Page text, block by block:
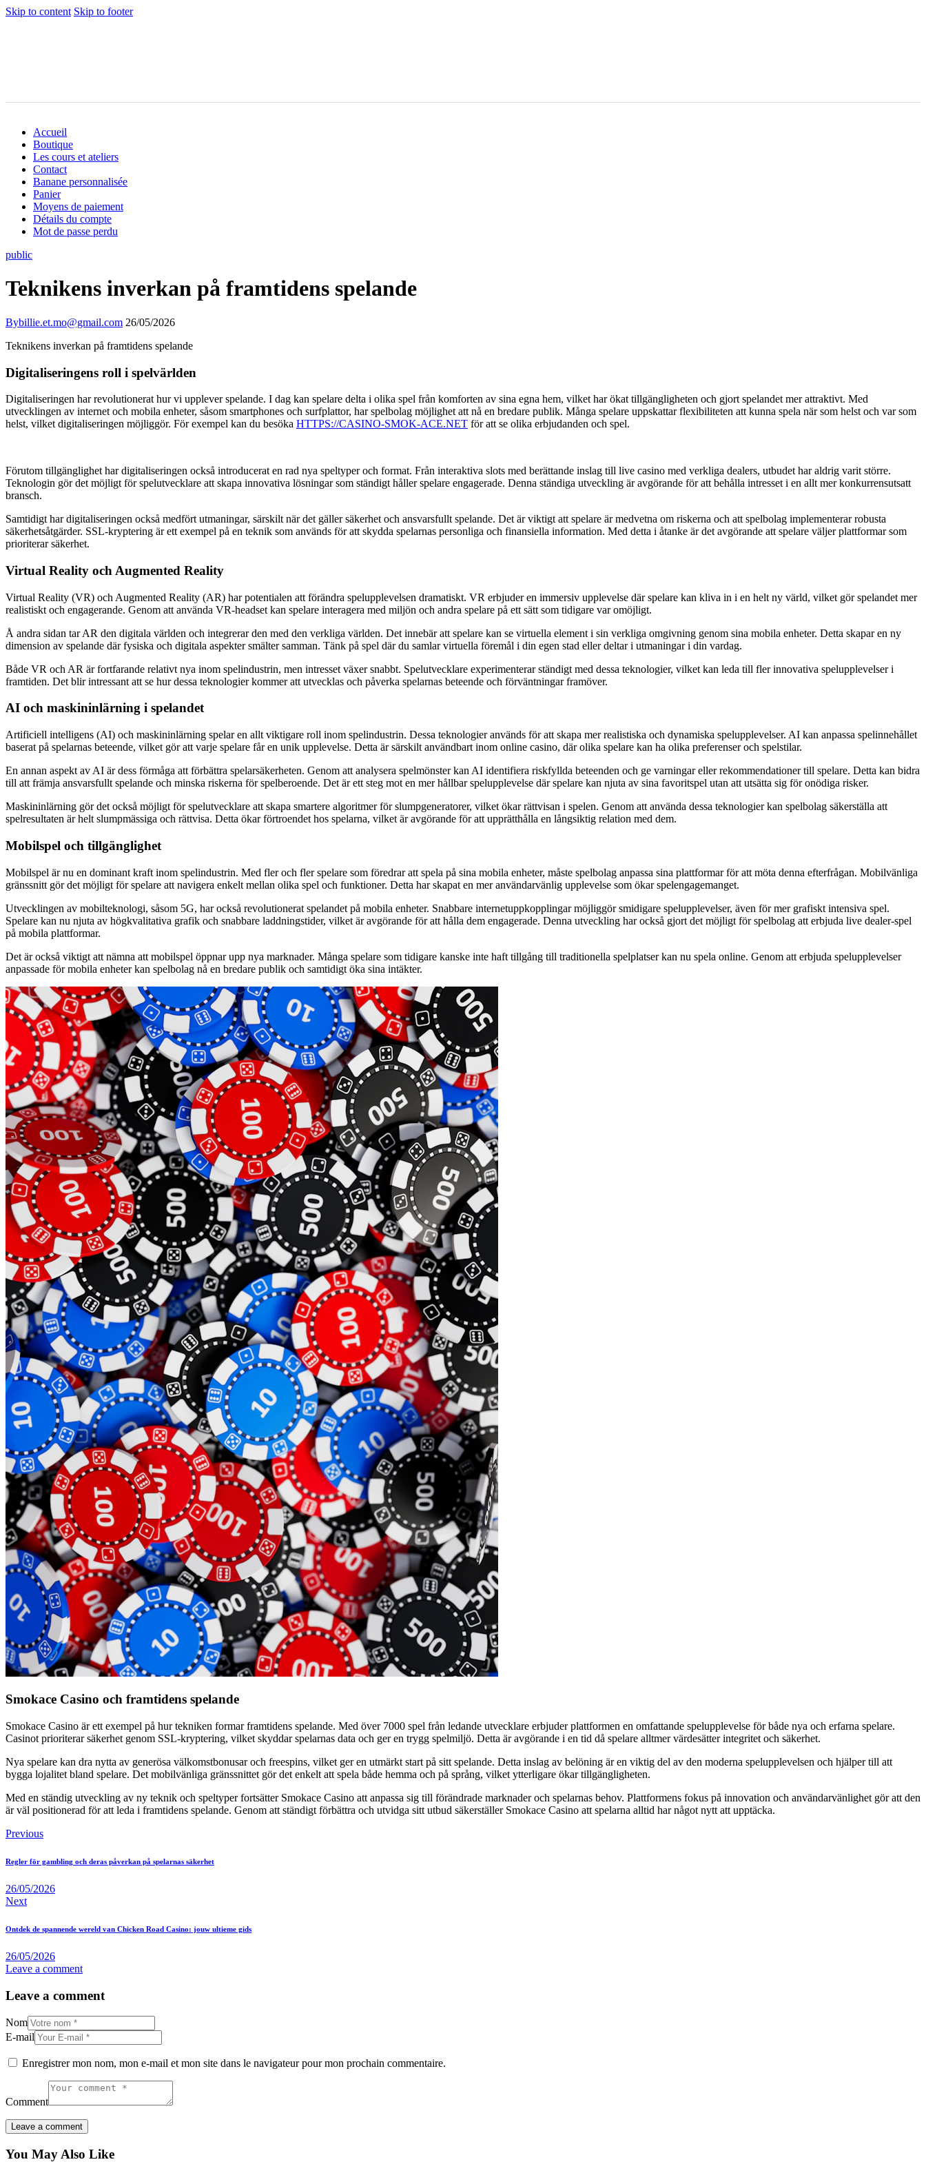
Skip to content Skip to footer
Accueil
Boutique
Les cours et ateliers
Contact
Banane personnalisée
Panier
Moyens de paiement
Détails du compte
Mot de passe perdu
public
Teknikens inverkan på framtidens spelande
Bybillie.et.mo@gmail.com 26/05/2026
Teknikens inverkan på framtidens spelande
Digitaliseringens roll i spelvärlden
Digitaliseringen har revolutionerat hur vi upplever spelande. I dag kan spelare delta i olika spel från komforten av sina egna hem, vilket har ökat tillgängligheten och gjort spelandet mer attraktivt. Med
utvecklingen av internet och mobila enheter, såsom smartphones och surfplattor, har spelbolag möjlighet att nå en bredare publik. Många spelare uppskattar flexibiliteten att kunna spela när som helst och var som
helst, vilket digitaliseringen möjliggör. För exempel kan du besöka HTTPS://CASINO-SMOK-ACE.NET för att se olika erbjudanden och spel.
Förutom tillgänglighet har digitaliseringen också introducerat en rad nya speltyper och format. Från interaktiva slots med berättande inslag till live casino med verkliga dealers, utbudet har aldrig varit större.
Teknologin gör det möjligt för spelutvecklare att skapa innovativa lösningar som ständigt håller spelare engagerade. Denna ständiga utveckling är avgörande för att behålla intresset i en allt mer konkurrensutsatt
bransch.
Samtidigt har digitaliseringen också medfört utmaningar, särskilt när det gäller säkerhet och ansvarsfullt spelande. Det är viktigt att spelare är medvetna om riskerna och att spelbolag implementerar robusta
säkerhetsåtgärder. SSL-kryptering är ett exempel på en teknik som används för att skydda spelarnas personliga och finansiella information. Med detta i åtanke är det avgörande att spelare väljer plattformar som
prioriterar säkerhet.
Virtual Reality och Augmented Reality
Virtual Reality (VR) och Augmented Reality (AR) har potentialen att förändra spelupplevelsen dramatiskt. VR erbjuder en immersiv upplevelse där spelare kan kliva in i en helt ny värld, vilket gör spelandet mer
realistiskt och engagerande. Genom att använda VR-headset kan spelare interagera med miljön och andra spelare på ett sätt som tidigare var omöjligt.
Å andra sidan tar AR den digitala världen och integrerar den med den verkliga världen. Det innebär att spelare kan se virtuella element i sin verkliga omgivning genom sina mobila enheter. Detta skapar en ny
dimension av spelande där fysiska och digitala aspekter smälter samman. Tänk på spel där du samlar virtuella föremål i din egen stad eller deltar i utmaningar i din vardag.
Både VR och AR är fortfarande relativt nya inom spelindustrin, men intresset växer snabbt. Spelutvecklare experimenterar ständigt med dessa teknologier, vilket kan leda till fler innovativa spelupplevelser i
framtiden. Det blir intressant att se hur dessa teknologier kommer att utvecklas och påverka spelarnas beteende och förväntningar framöver.
AI och maskininlärning i spelandet
Artificiell intelligens (AI) och maskininlärning spelar en allt viktigare roll inom spelindustrin. Dessa teknologier används för att skapa mer realistiska och dynamiska spelupplevelser. AI kan anpassa spelinnehållet
baserat på spelarnas beteende, vilket gör att varje spelare får en unik upplevelse. Detta är särskilt användbart inom online casino, där olika spelare kan ha olika preferenser och spelstilar.
En annan aspekt av AI är dess förmåga att förbättra spelarsäkerheten. Genom att analysera spelmönster kan AI identifiera riskfyllda beteenden och ge varningar eller rekommendationer till spelare. Detta kan bidra
till att främja ansvarsfullt spelande och minska riskerna för spelberoende. Det är ett steg mot en mer hållbar spelupplevelse där spelare kan njuta av sina favoritspel utan att utsätta sig för onödiga risker.
Maskininlärning gör det också möjligt för spelutvecklare att skapa smartere algoritmer för slumpgeneratorer, vilket ökar rättvisan i spelen. Genom att använda dessa teknologier kan spelbolag säkerställa att
spelresultaten är helt slumpmässiga och rättvisa. Detta ökar förtroendet hos spelarna, vilket är avgörande för att upprätthålla en långsiktig relation med dem.
Mobilspel och tillgänglighet
Mobilspel är nu en dominant kraft inom spelindustrin. Med fler och fler spelare som föredrar att spela på sina mobila enheter, måste spelbolag anpassa sina plattformar för att möta denna efterfrågan. Mobilvänliga
gränssnitt gör det möjligt för spelare att navigera enkelt mellan olika spel och funktioner. Detta har skapat en mer användarvänlig upplevelse som ökar spelengagemanget.
Utvecklingen av mobilteknologi, såsom 5G, har också revolutionerat spelandet på mobila enheter. Snabbare internetuppkopplingar möjliggör smidigare spelupplevelser, även för mer grafiskt intensiva spel.
Spelare kan nu njuta av högkvalitativa grafik och snabbare laddningstider, vilket är avgörande för att hålla dem engagerade. Denna utveckling har också gjort det möjligt för spelbolag att erbjuda live dealer-spel
på mobila plattformar.
Det är också viktigt att nämna att mobilspel öppnar upp nya marknader. Många spelare som tidigare kanske inte haft tillgång till traditionella spelplatser kan nu spela online. Genom att erbjuda spelupplevelser
anpassade för mobila enheter kan spelbolag nå en bredare publik och samtidigt öka sina intäkter.
Smokace Casino och framtidens spelande
Smokace Casino är ett exempel på hur tekniken formar framtidens spelande. Med över 7000 spel från ledande utvecklare erbjuder plattformen en omfattande spelupplevelse för både nya och erfarna spelare.
Casinot prioriterar säkerhet genom SSL-kryptering, vilket skyddar spelarnas data och ger en trygg spelmiljö. Detta är avgörande i en tid då spelare alltmer värdesätter integritet och säkerhet.
Nya spelare kan dra nytta av generösa välkomstbonusar och freespins, vilket ger en utmärkt start på sitt spelande. Detta inslag av belöning är en viktig del av den moderna spelupplevelsen och hjälper till att
bygga lojalitet bland spelare. Det mobilvänliga gränssnittet gör det enkelt att spela både hemma och på språng, vilket ytterligare ökar tillgängligheten.
Med en ständig utveckling av ny teknik och speltyper fortsätter Smokace Casino att anpassa sig till förändrade marknader och spelarnas behov. Plattformens fokus på innovation och användarvänlighet gör att den
är väl positionerad för att leda i framtidens spelande. Genom att ständigt förbättra och utvidga sitt utbud säkerställer Smokace Casino att spelarna alltid har något nytt att upptäcka.
Navigation
de
Previous
Regler för gambling och deras påverkan på spelarnas säkerhet
26/05/2026
Next
Ontdek de spannende wereld van Chicken Road Casino: jouw ultieme gids
26/05/2026
Leave a comment
Leave a comment
Nom
E-mail
Enregistrer mon nom, mon e-mail et mon site dans le navigateur pour mon prochain commentaire.
Comment
You May Also Like